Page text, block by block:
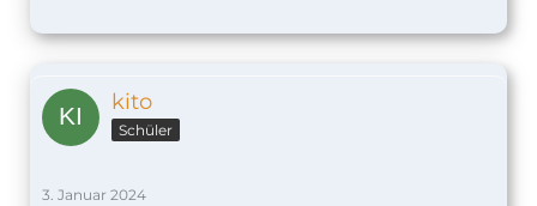
kito
Schüler
3. Januar 2024